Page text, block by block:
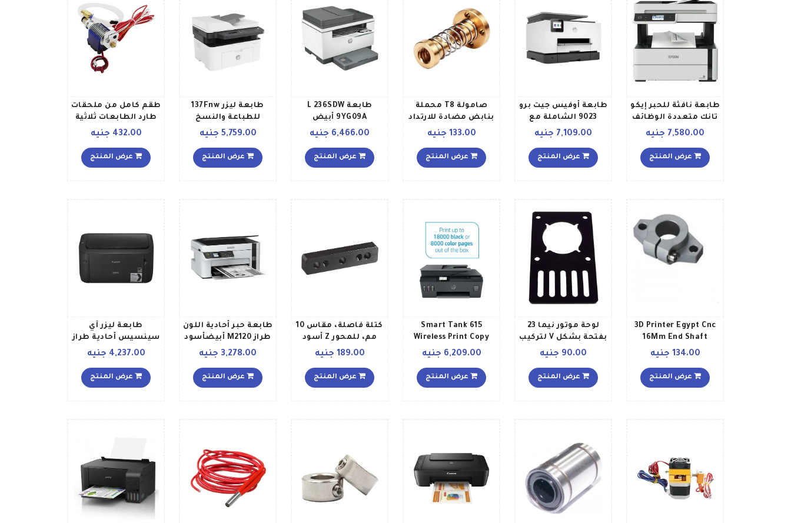
طابعة نافثة للحبر إيكو
تانك متعددة الوظائف
4 في 1 0بوصة أسود7,580.00 جنيه
عرض المنتج
طابعة أوفيس جيت برو
9023 الشاملة مع
وظائف الطباعة
فاي أبيض
7,109.00 جنيه
عرض المنتج
صامولة T8 محملة
بنابض مضادة للارتداد
للطابعة ثلاثية الأبعاد
مم بتقنية التحكم
الرقمي بالكمبيوتر
133.00 جنيه
عرض المنتج
طابعة L 236SDW
9YG09A أبيض
6,466.00 جنيه
عرض المنتج
طابعة ليزر 137Fnw
للطباعة والنسخ
والمسح الضوئي لون
أبيضرمادي
5,759.00 جنيه
عرض المنتج
طقم كامل من ملحقات
طارد الطابعات ثلاثية
الأبعاد V6 J هيد هوت
مم وجهد 12 فولت منتج
432.00 جنيه
عرض المنتج
3D Printer Egypt Cnc
16Mm End Shaft
Support رمادي
134.00 جنيه
عرض المنتج
لوحة موتور نيما 23
بفتحة بشكل V لتركيب
محرك متدرج أسود
90.00 جنيه
عرض المنتج
Smart Tank 615
Wireless Print Copy
Scan Fax Automated
In One Printer Print Up
To 18000 Black8000
6,209.00 جنيه
عرض المنتج
كتلة فاصلة، مقاس 10
مم، للمحور Z أسود
189.00 جنيه
عرض المنتج
طابعة حبر أحادية اللون
طراز M2120 أبيضأسود
3,278.00 جنيه
عرض المنتج
طابعة ليزر آي
سينسيس أحادية طراز
LBP6030B أسود
4,237.00 جنيه
عرض المنتج